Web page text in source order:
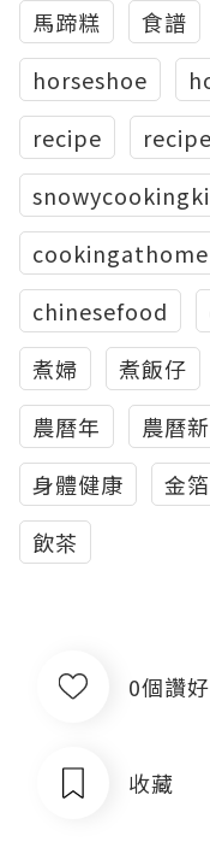
馬蹄糕 食譜
horseshoe
recipe
cookingathome
chinesefood
煮婦
煮飯仔
農曆年
農曆
身體健康
金箔
飲茶
0個讚好
收藏